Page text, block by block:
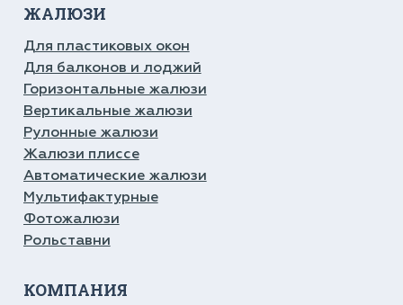
ЖАЛЮЗИ
Для пластиковых окон
Для балконов и лоджий
Горизонтальные жалюзи
Вертикальные жалюзи
Рулонные жалюзи
Жалюзи плиссе
Автоматические жалюзи
Мультифактурные
Фотожалюзи
Рольставни
КОМПАНИЯ